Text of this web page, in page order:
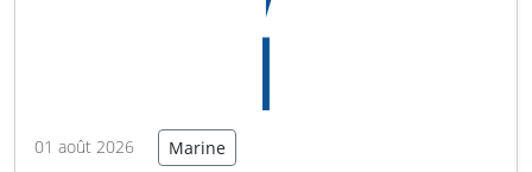
01 août 2026 Marine